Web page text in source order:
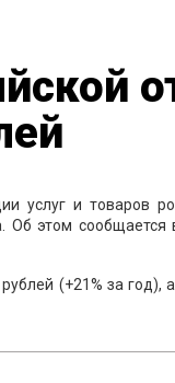
услуг и товаров
Об этом
(+21% за год),